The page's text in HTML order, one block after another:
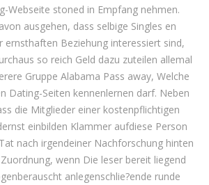
Webseite stoned in Empfang nehmen.
ausgehen, dass selbige Singles en
ernsthaften Beziehung interessiert sind,
so reich Geld dazu zuteilen allemal
Gruppe Alabama Pass away, Welche
Dating-Seiten kennenlernen darf. Neben
die Mitglieder einer kostenpflichtigen
einbilden Klammer aufdiese Person
nach irgendeiner Nachforschung hinten
wenn Die leser bereit liegend
anlegenschlie?ende runde